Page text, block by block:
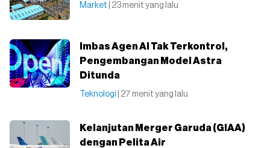
Market | 23 menit yang lalu
Imbas Agen AI Tak Terkontrol,
Pengembangan Model Astra
Ditunda
Teknologi | 27 menit yang lalu
Kelanjutan Merger Garuda (GIAA)
dengan Pelita Air